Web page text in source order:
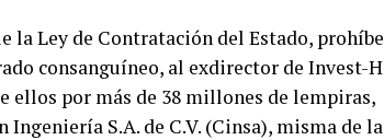
la Ley de Contratación del Estado, prohíbe
consanguíneo, al exdirector de Invest-H
ellos por más de 38 millones de lempiras,
S.A. de C.V. (Cinsa), misma de la